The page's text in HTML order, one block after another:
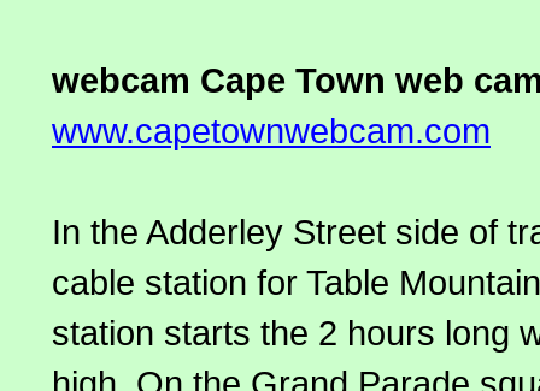
webcam Cape Town web
www.capetownwebcam.com
In the Adderley Street side of
cable station for Table
station starts the 2 hours long